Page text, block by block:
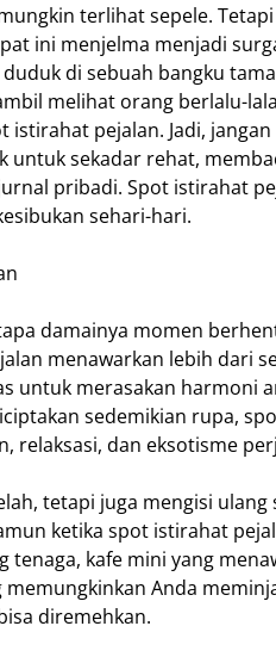
terlihat sepele.
ini menjelma menjadi
di sebuah bangku
melihat orang berlalu-
pejalan. Jadi,
untuk sekadar rehat,
pribadi. Spot istirahat
sehari-hari.
damainya momen
menawarkan lebih dari
untuk merasakan harmoni
sedemikian rupa,
relaksasi, dan eksotisme
tetapi juga mengisi ulang
ketika spot istirahat
tenaga, kafe mini yang
memungkinkan Anda
diremehkan.